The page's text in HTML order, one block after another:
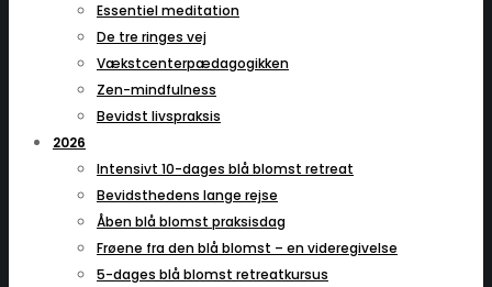
Essentiel meditation
De tre ringes vej
Vækstcenterpædagogikken
Zen-mindfulness
Bevidst livspraksis
2026
Intensivt 10-dages blå blomst retreat
Bevidsthedens lange rejse
Åben blå blomst praksisdag
Frøene fra den blå blomst – en videregivelse
5-dages blå blomst retreatkursus